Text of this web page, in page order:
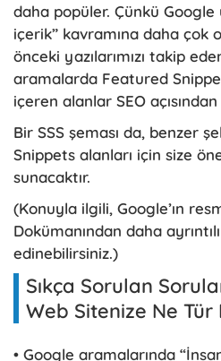
daha popüler. Çünkü Google
içerik” kavramına daha çok
önceki yazılarımızı takip
aramalarda Featured
içeren alanlar SEO
Bir SSS şeması da, benzer
Snippets alanları için size
sunacaktır.
(Konuyla ilgili, Google’ın
Dokümanından daha
edinebilirsiniz.)
Sıkça Sorulan
Web Sitenize Ne
• Google aramalarında